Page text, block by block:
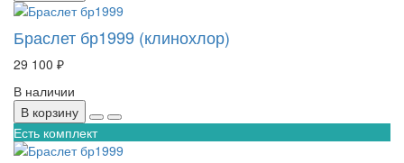
Браслет бр1999 (клинохлор)
29 100 ₽
В наличии
В корзину
Есть комплект